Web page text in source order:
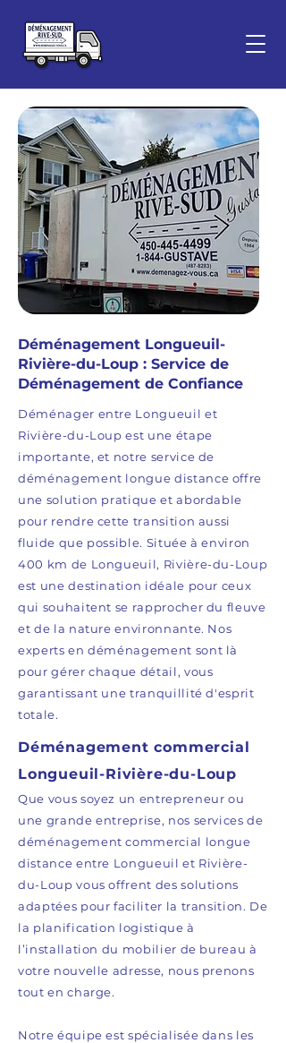
Déménagement Longueuil-
Rivière-du-Loup : Service de
Déménagement de Confiance
Déménager entre Longueuil et
Rivière-du-Loup est une étape
importante, et notre service de
déménagement longue distance offre
une solution pratique et abordable
pour rendre cette transition aussi
fluide que possible. Située à environ
400 km de Longueuil, Rivière-du-Loup
est une destination idéale pour ceux
qui souhaitent se rapprocher du fleuve
et de la nature environnante. Nos
experts en déménagement sont là
pour gérer chaque détail, vous
garantissant une tranquillité d'esprit
totale.
Déménagement commercial
Longueuil-Rivière-du-Loup
Que vous soyez un entrepreneur ou
une grande entreprise, nos services de
déménagement commercial longue
distance entre Longueuil et Rivière-
du-Loup vous offrent des solutions
adaptées pour faciliter la transition. De
la planification logistique à
l’installation du mobilier de bureau à
votre nouvelle adresse, nous prenons
tout en charge.
Notre équipe est spécialisée dans les